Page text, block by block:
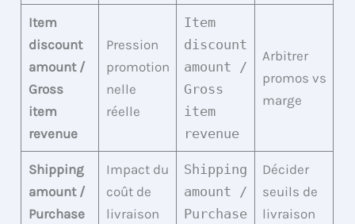
Item
discount
amount /
Gross
item
revenue
Pression
promotion
nelle
réelle
Item
discount
amount /
Gross
item
revenue
Arbitrer
promos vs
marge
Shipping
amount /
Purchase
Impact du
coût de
livraison
Shipping
amount /
Purchase
Décider
seuils de
livraison